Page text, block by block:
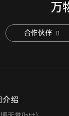
万
合作伙伴
介绍